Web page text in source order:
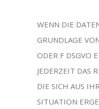
WENN DIE
GRUNDLAGE
ODER F DSGVO
JEDERZEIT DAS
DIE SICH AUS
SITUATION